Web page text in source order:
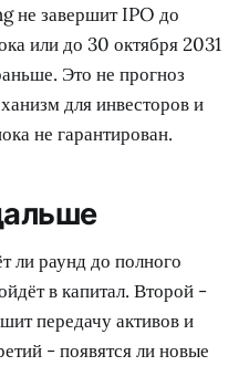
не завершит IPO до
или до 30 октября 2031
Это не прогноз
для инвесторов и
не гарантирован.
ли раунд до полного
в капитал. Второй -
передачу активов и
- появятся ли новые